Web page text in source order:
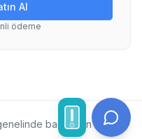
Al
ödeme
bağlı kalın